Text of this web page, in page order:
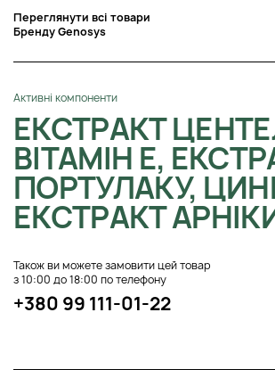
Переглянути всі товари
Бренду Genosys
Активні компоненти
ЕКСТРАКТ
ВІТАМІН Е,
ПОРТУЛАКУ,
ЕКСТРАКТ
Також ви можете замовити цей товар
з 10:00 до 18:00 по телефону
+380 99 111-01-22